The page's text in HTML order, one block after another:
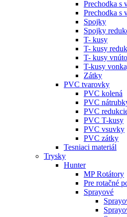
Prechodka s
Prechodka s
Spojky
Spojky
T- kusy
T- kusy
T- kusy
T-kusy
Zátky
PVC tvarovky
PVC kolená
PVC
PVC
PVC T-kusy
PVC vsuvky
PVC zátky
Tesniaci materiál
Trysky
Hunter
MP Rotátory
Pre rotačné
Sprayové